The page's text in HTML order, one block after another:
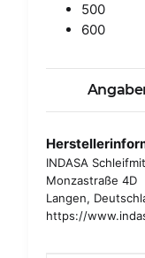
500
600
INDASA
Monzastraße 4D
Langen,
https://